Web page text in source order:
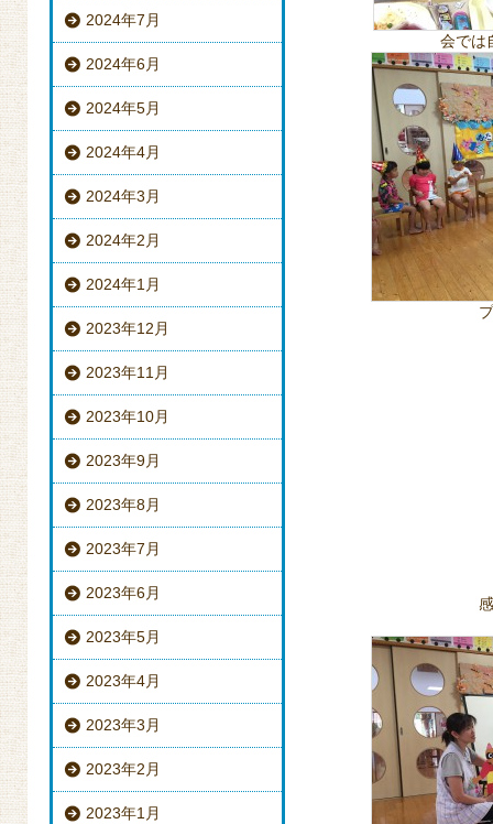
2024年7月
2024年6月
2024年5月
2024年4月
2024年3月
2024年2月
2024年1月
2023年12月
2023年11月
2023年10月
2023年9月
2023年8月
2023年7月
2023年6月
2023年5月
2023年4月
2023年3月
2023年2月
2023年1月
会では